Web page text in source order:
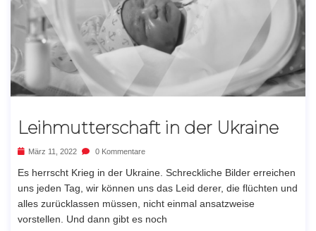
Leihmutterschaft in der Ukraine
März 11, 2022 0 Kommentare
Es herrscht Krieg in der Ukraine. Schreckliche Bilder erreichen
uns jeden Tag, wir können uns das Leid derer, die flüchten und
alles zurücklassen müssen, nicht einmal ansatzweise
vorstellen. Und dann gibt es noch